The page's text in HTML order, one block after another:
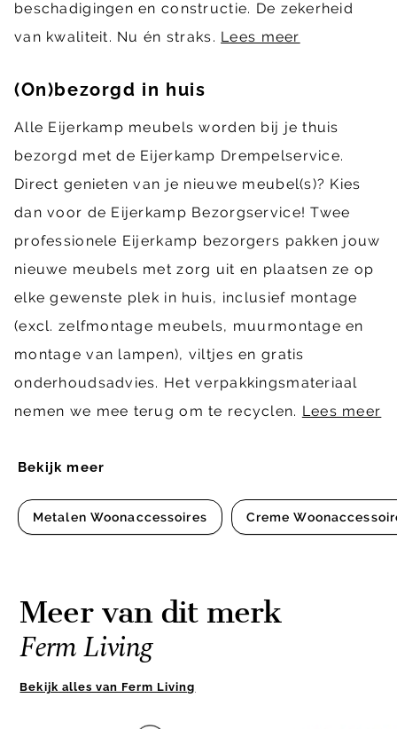
Bekijk meer
Metalen Woonaccessoires Creme
beschadigingen en constructie. De zekerheid
van kwaliteit. Nu én straks. Lees meer
(On)bezorgd in huis
Alle Eijerkamp meubels worden bij je thuis
bezorgd met de Eijerkamp Drempelservice.
Direct genieten van je nieuwe meubel(s)? Kies
dan voor de Eijerkamp Bezorgservice! Twee
professionele Eijerkamp bezorgers pakken jouw
nieuwe meubels met zorg uit en plaatsen ze op
elke gewenste plek in huis, inclusief montage
(excl. zelfmontage meubels, muurmontage en
montage van lampen), viltjes en gratis
onderhoudsadvies. Het verpakkingsmateriaal
nemen we mee terug om te recyclen. Lees meer
Meer van dit merk
Ferm Living
Bekijk alles van Ferm Living